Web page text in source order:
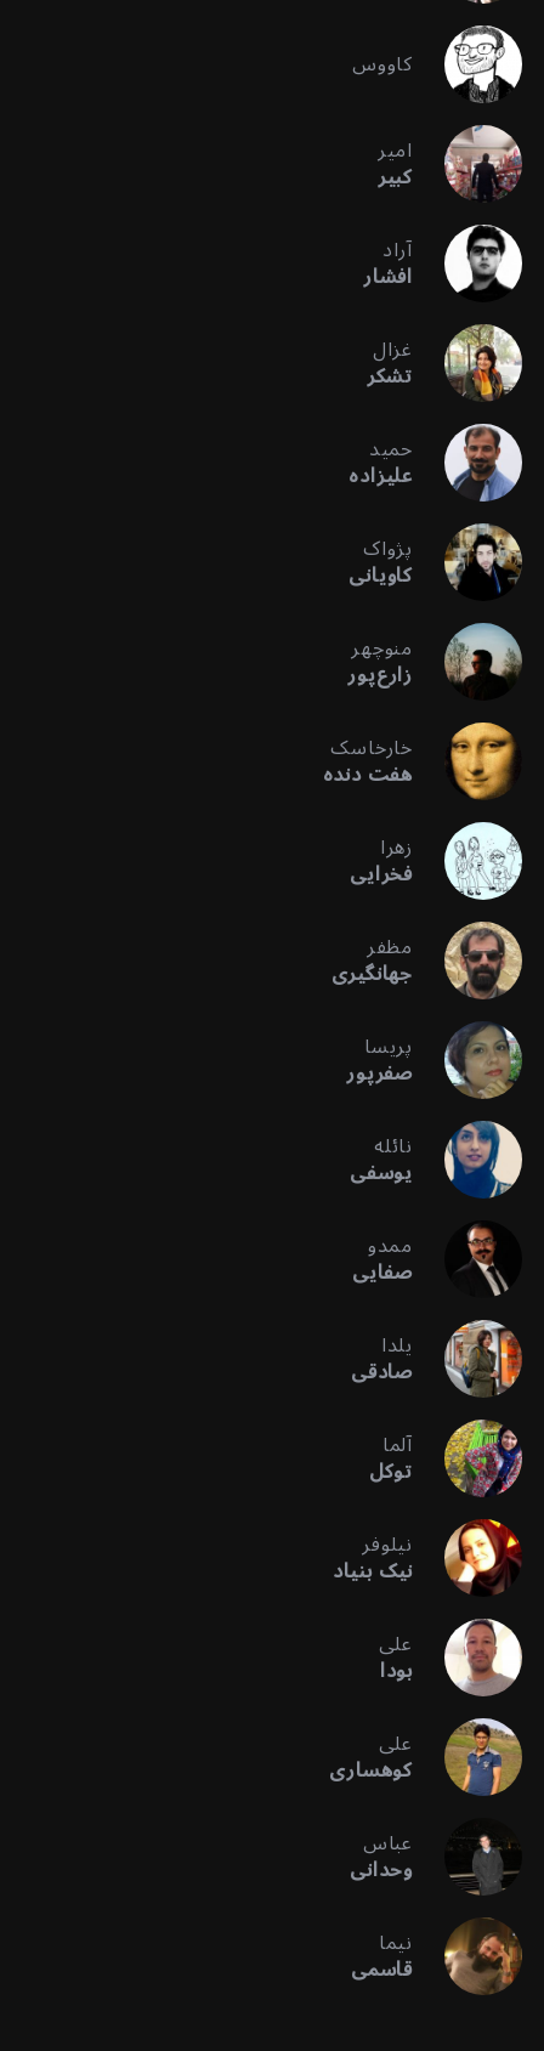
کاووس
امیر
کبیر
آراد
افشار
غزال
تشکر
حمید
علیزاده
پژواک
کاویانی
منوچهر
زارع‌پور
خارخاسک
هفت دنده
زهرا
فخرایی
مظفر
جهانگیری
پریسا
صفرپور
نائله
یوسفی
ممدو
صفایی
یلدا
صادقی
آلما
توکل
نیلوفر
نیک بنیاد
علی
بودا
علی
کوهساری
عباس
وحدانی
نیما
قاسمی